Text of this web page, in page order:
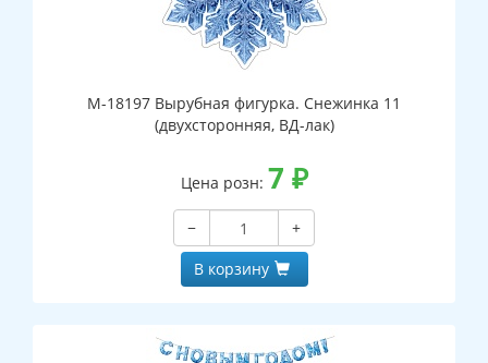
М-18197 Вырубная фигурка. Снежинка 11
(двухсторонняя, ВД-лак)
Цена розн: 7 ₽
−
+
В корзину